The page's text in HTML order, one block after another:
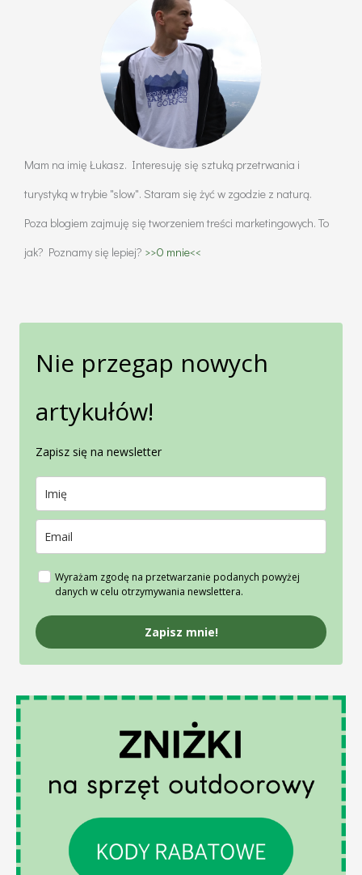
Mam na imię Łukasz. Interesuję się sztuką przetrwania i
turystyką w trybie "slow". Staram się żyć w zgodzie z naturą.
Poza blogiem zajmuję się tworzeniem treści marketingowych. To
jak? Poznamy się lepiej? >>O mnie<<
Nie przegap nowych
artykułów!
Zapisz się na newsletter
Wyrażam zgodę na przetwarzanie podanych powyżej
danych w celu otrzymywania newslettera.
Zapisz mnie!